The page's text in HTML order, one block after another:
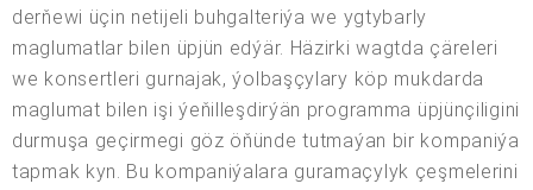
derňewi üçin netijeli buhgalteriýa we ygtybarly
maglumatlar bilen üpjün edýär. Häzirki wagtda çäreleri
we konsertleri gurnajak, ýolbaşçylary köp mukdarda
maglumat bilen işi ýeňilleşdirýän programma üpjünçiligini
durmuşa geçirmegi göz öňünde tutmaýan bir kompaniýa
tapmak kyn. Bu kompaniýalara guramaçylyk çeşmelerini